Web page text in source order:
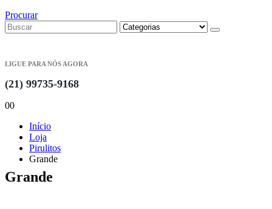
Procurar
LIGUE PARA NÓS AGORA
(21) 99735-9168
00
Início
Loja
Pirulitos
Grande
Grande